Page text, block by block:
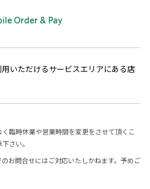
Order & Pay
いただけるサービスエリアにある店
臨時休業や営業時間を変更をさせて頂くこ
さい。
お問合せにはご対応いたしかねます。予めご